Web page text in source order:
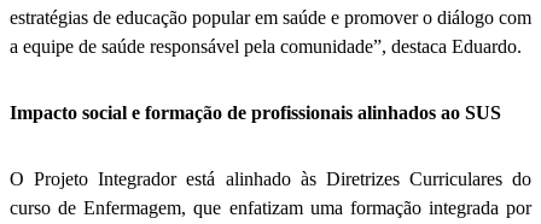
estratégias de educação popular em saúde e promover o diálogo com
a equipe de saúde responsável pela comunidade”, destaca Eduardo.
Impacto social e formação de profissionais alinhados ao SUS
O Projeto Integrador está alinhado às Diretrizes Curriculares do
curso de Enfermagem, que enfatizam uma formação integrada por